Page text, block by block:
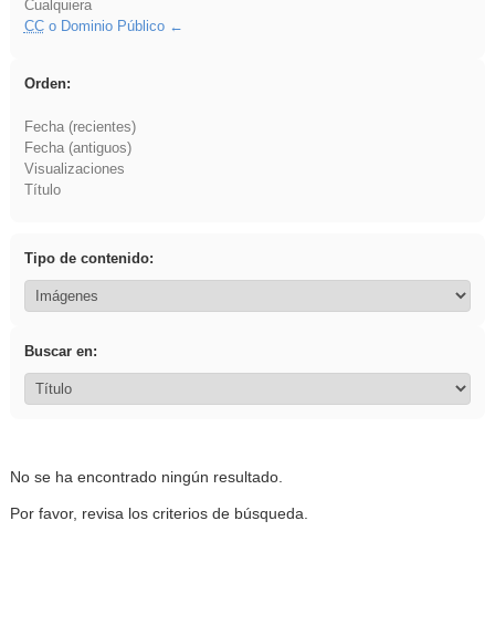
Cualquiera
CCo Dominio Público
Orden:
Fecha (recientes)
Fecha (antiguos)
Visualizaciones
Título
Tipo de contenido:
Buscar en:
No se ha encontrado ningún resultado.
Por favor, revisa los criterios de búsqueda.